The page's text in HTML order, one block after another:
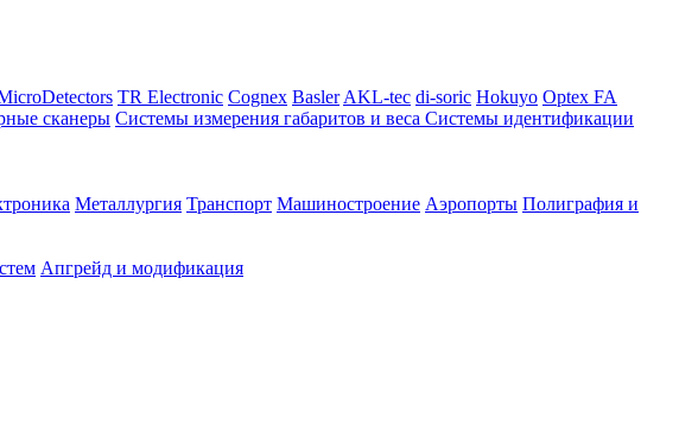
TR Electronic Cognex Basler AKL-tec di-soric Hokuyo Optex FA
сканеры Системы измерения габаритов и веса Системы идентификации
Металлургия Транспорт Машиностроение Аэропорты Полиграфия и
Апгрейд и модификация